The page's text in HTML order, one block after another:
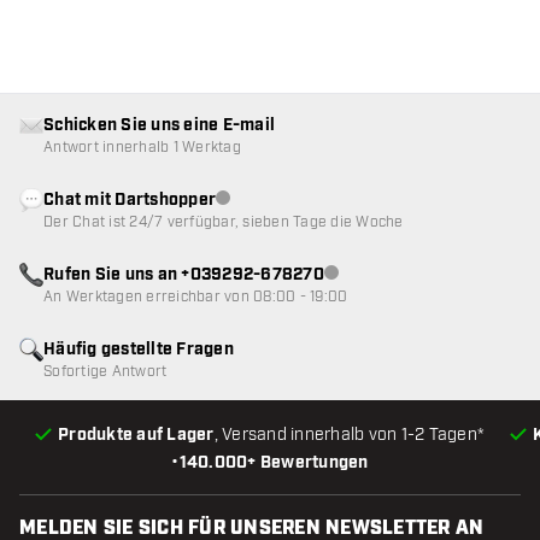
•140.000+ Bewertungen
Produkte auf Lager, Versand innerhalb von 1-2 Tagen*
Häufig gestellte Fragen
Sofortige Antwort
Schicken Sie uns eine E-mail
Antwort innerhalb 1 Werktag
Chat mit DartshopperKundenservice nicht verfügbar
Der Chat ist 24/7 verfügbar, sieben Tage die Woche
Rufen Sie uns an +039292-678270Kundenservice nicht
An Werktagen erreichbar von 08:00 - 19:00
MELDEN SIE SICH FÜR UNSEREN NEWSLETTER AN